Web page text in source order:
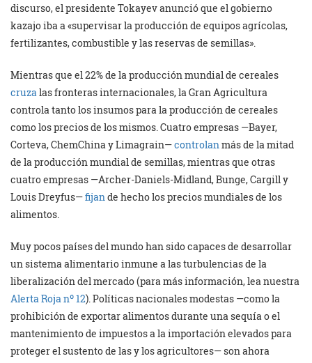
discurso, el presidente Tokayev anunció que el gobierno
kazajo iba a «supervisar la producción de equipos agrícolas,
fertilizantes, combustible y las reservas de semillas».
Mientras que el 22% de la producción mundial de cereales
cruza las fronteras internacionales, la Gran Agricultura
controla tanto los insumos para la producción de cereales
como los precios de los mismos. Cuatro empresas —Bayer,
Corteva, ChemChina y Limagrain—controlan más de la mitad
de la producción mundial de semillas, mientras que otras
cuatro empresas —Archer-Daniels-Midland, Bunge, Cargill y
Louis Dreyfus—fijan de hecho los precios mundiales de los
alimentos.
Muy pocos países del mundo han sido capaces de desarrollar
un sistema alimentario inmune a las turbulencias de la
liberalización del mercado (para más información, lea nuestra
Alerta Roja nº 12). Políticas nacionales modestas —como la
prohibición de exportar alimentos durante una sequía o el
mantenimiento de impuestos a la importación elevados para
proteger el sustento de las y los agricultores— son ahora